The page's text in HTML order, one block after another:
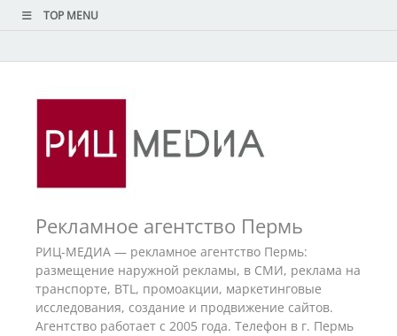
TOP MENU
Рекламное агентство Пермь
РИЦ-МЕДИА — рекламное агентство Пермь:
размещение наружной рекламы, в СМИ, реклама на
транспорте, BTL, промоакции, маркетинговые
исследования, создание и продвижение сайтов.
Агентство работает с 2005 года. Телефон в г. Пермь